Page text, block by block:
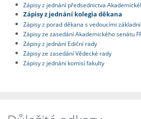
Zápisy z jednání předsednictva
Zápisy z jednání kolegia děkana
Zápisy z porad děkana s vedoucími
Zápisy ze zasedání Akademického senátu
Zápisy z jednání Ediční rady
Zápisy ze zasedání Vědecké rady
Zápisy z jednání komisí fakulty